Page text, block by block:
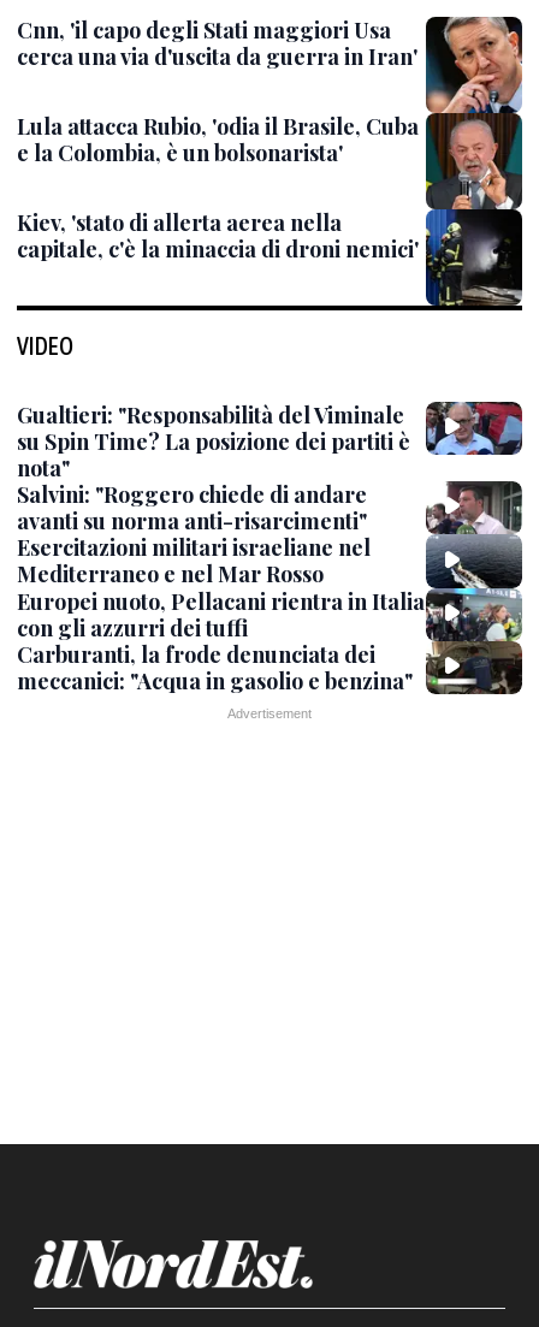
Cnn, 'il capo degli Stati maggiori Usa
cerca una via d'uscita da guerra in Iran'
Lula attacca Rubio, 'odia il Brasile, Cuba
e la Colombia, è un bolsonarista'
Kiev, 'stato di allerta aerea nella
capitale, c'è la minaccia di droni nemici'
VIDEO
Gualtieri: "Responsabilità del Viminale
su Spin Time? La posizione dei partiti è
nota"
Salvini: "Roggero chiede di andare
avanti su norma anti-risarcimenti"
Esercitazioni militari israeliane nel
Mediterraneo e nel Mar Rosso
Europei nuoto, Pellacani rientra in Italia
con gli azzurri dei tuffi
Carburanti, la frode denunciata dei
meccanici: "Acqua in gasolio e benzina"